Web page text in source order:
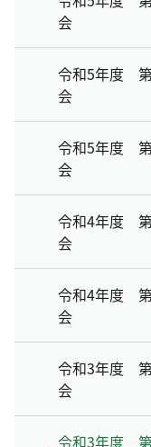
会
令和5年度
会
令和5年度
会
令和4年度
会
令和4年度
会
令和3年度
会
令和3年度